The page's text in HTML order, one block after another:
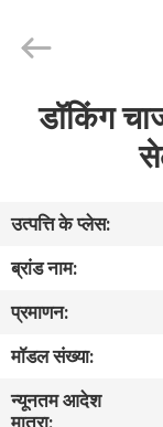
हमारे
बारे
कारखाना
MOULD
FACTORY.
डॉकिंग
उत्पत्ति के प्लेस:
ब्रांड नाम:
प्रमाणन:
मॉडल संख्या:
न्यूनतम आदेश